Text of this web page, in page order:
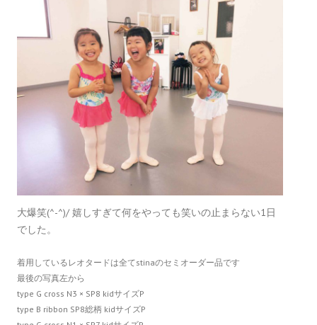
大爆笑(^-^)/ 嬉しすぎて何をやっても笑いの止まらない1日
でした。
着用しているレオタードは全てstinaのセミオーダー品です
最後の写真左から
type G cross N3 × SP8 kidサイズP
type B ribbon SP8総柄 kidサイズP